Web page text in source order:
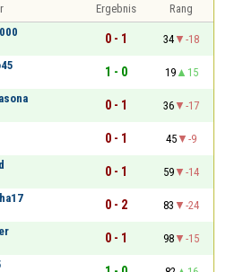
Ergebnis
Rang
0 - 1 34
-18
1 - 0 19
15
0 - 1 36
-17
0 - 1 45
-9
0 - 1 59
-14
0 - 2 83
-24
0 - 1 98
-15